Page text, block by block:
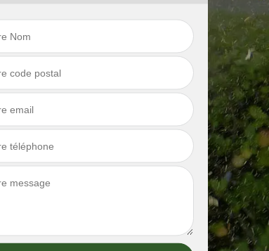
Entreprise abattage
Entreprise de
jardinage 80